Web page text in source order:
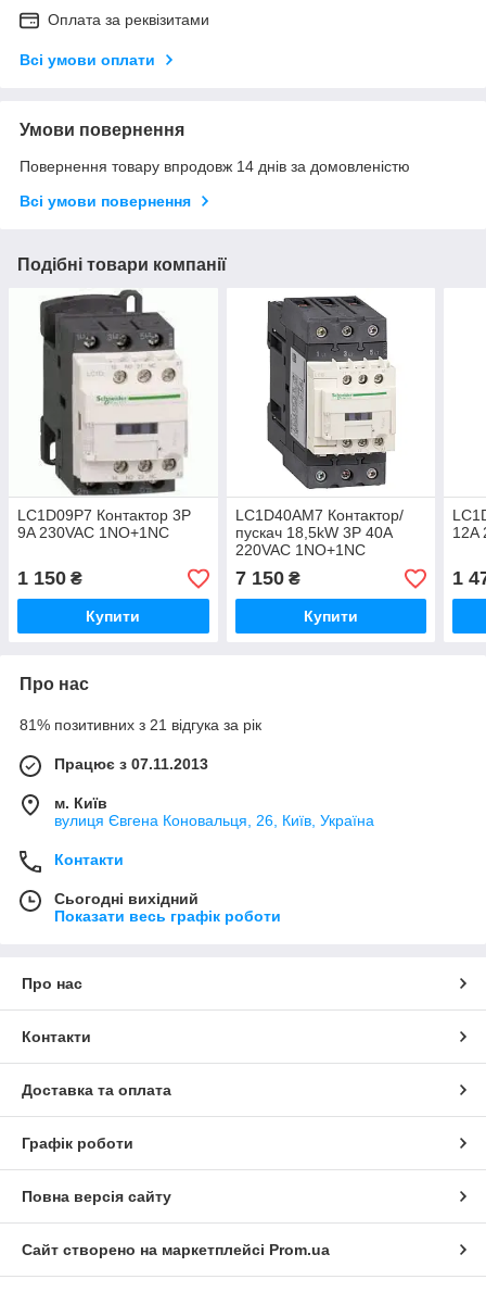
Оплата за реквізитами
Всі умови оплати
Умови повернення
Повернення товару впродовж 14 днів за домовленістю
Всі умови повернення
Подібні товари компанії
LC1D09P7 Контактор 3P
9A 230VAC 1NO+1NC
1 150 ₴
Купити
LC1D40AM7 Контактор/
пускач 18,5kW 3P 40A
220VAC 1NO+1NC
7 150₴
Купити
12A
1
Про нас
81% позитивних з 21 відгука за рік
Працює з 07.11.2013
м. Київ
вулиця Євгена Коновальця, 26, Київ, Україна
Контакти
Сьогодні вихідний
Показати весь графік роботи
Про нас
Контакти
Доставка та оплата
Графік роботи
Повна версія сайту
Сайт створено на маркетплейсі Prom.ua